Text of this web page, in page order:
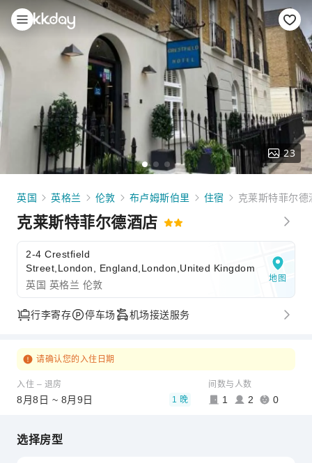
23
英国 英格兰 伦敦 布卢姆斯伯里 住宿 克莱斯特菲尔德
克莱斯特菲尔德酒店
2-4 Crestfield
Street,London, England,London,United Kingdom
英国 英格兰 伦敦
地图
行李寄存 停车场 机场接送服务
请确认您的入住日期
入住 – 退房
8月8日 ~ 8月9日 1 晚
间数与人数
1 2 0
选择房型